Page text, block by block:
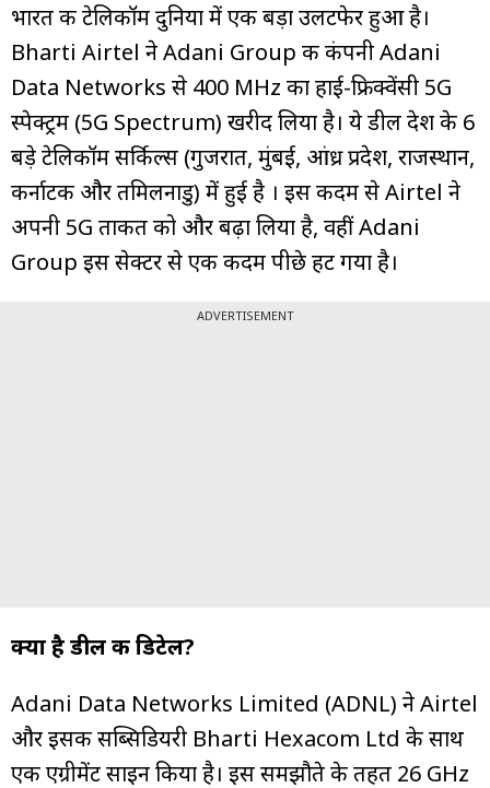
भारत की टेलिकॉम दुनिया में एक बड़ा उलटफेर हुआ है।
Bharti Airtel ने Adani Group की कंपनी Adani
Data Networks से 400 MHz का हाई-फ्रिक्वेंसी 5G
स्पेक्ट्रम (5G Spectrum) खरीद लिया है। ये डील देश के 6
बड़े टेलिकॉम सर्किल्स (गुजरात, मुंबई, आंध्र प्रदेश, राजस्थान,
कर्नाटक और तमिलनाडु) में हुई है । इस कदम से Airtel ने
अपनी 5G ताकत को और बढ़ा लिया है, वहीं Adani
Group इस सेक्टर से एक कदम पीछे हट गया है।
ADVERTISEMENT
क्या है डील की डिटेल?
Adani Data Networks Limited (ADNL) ने Airtel
और इसकी सब्सिडियरी Bharti Hexacom Ltd के साथ
एक एग्रीमेंट साइन किया है। इस समझौते के तहत 26 GHz